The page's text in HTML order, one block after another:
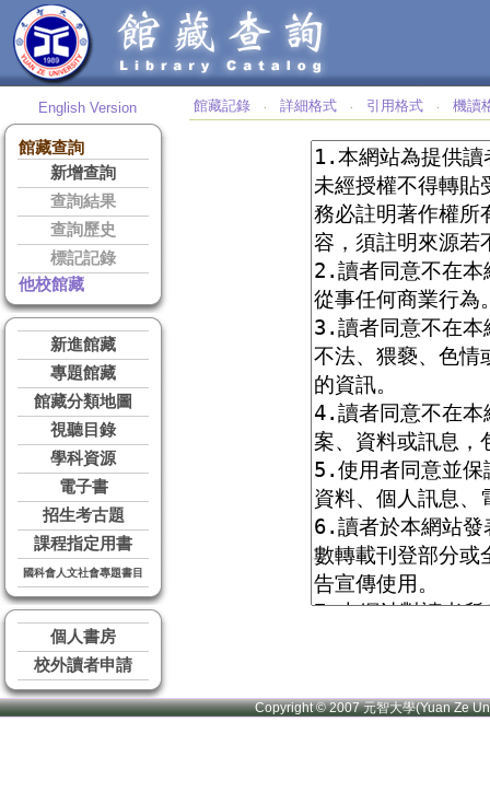
English Version
館藏查詢
新增查詢
查詢結果
查詢歷史
標記記錄
他校館藏
新進館藏
專題館藏
館藏分類地圖
視聽目錄
學科資源
電子書
招生考古題
課程指定用書
國科會人文社會專題書目
個人書房
校外讀者申請
館藏記錄 ‧ 詳細格式 ‧ 引用格式 ‧ 機讀
Copyright © 2007 元智大學(Yuan Ze